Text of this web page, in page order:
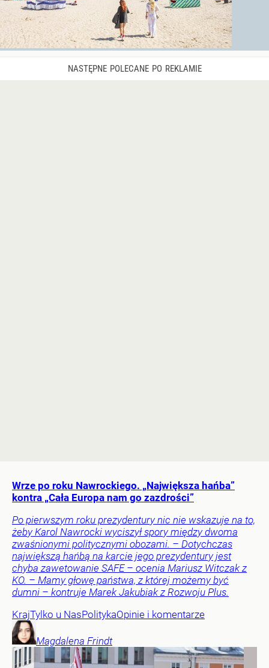
Wrze po roku Nawrockiego. „Największa hańba”
kontra „Cała Europa nam go zazdrości”
Po pierwszym roku prezydentury nic nie wskazuje na to,
żeby Karol Nawrocki wyciszył spory między dwoma
zwaśnionymi politycznymi obozami. – Dotychczas
największą hańbą na karcie jego prezydentury jest
chyba zawetowanie SAFE – ocenia Mariusz Witczak z
KO. – Mamy głowę państwa, z której możemy być
dumni – kontruje Marek Jakubiak z Rozwoju Plus.
KrajTylko u NasPolitykaOpinie i komentarze
Magdalena Frindt